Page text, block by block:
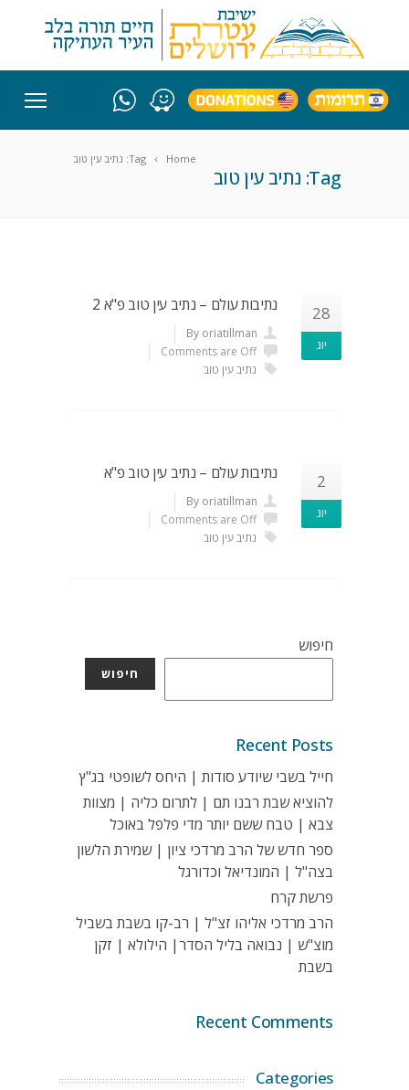
Home Tag: נתיב עין טוב
Tag: נתיב עין טוב
28
יונ
נתיבות עולם – נתיב עין טוב פ"א 2
By oriatillman
Comments are Off
נתיב עין טוב
2
יונ
נתיבות עולם – נתיב עין טוב פ"א
By oriatillman
Comments are Off
נתיב עין טוב
חיפוש
חיפוש
Recent Posts
חייל בשבי שיודע סודות | היחס לשופטי בג"ץ
להוציא שבת רבנו תם | לתרום כליה | מצוות
צבא | טבח ששם יותר מדי פלפל באוכל
ספר חדש של הרב מרדכי ציון | שמירת הלשון
בצה"ל | המונדיאל וכדורגל
פרשת קרח
הרב מרדכי אליהו זצ"ל | רב-קו בשבת בשביל
מוצ"ש | נבואה בליל הסדר| הילולא | זקן
בשבת
Recent Comments
Categories